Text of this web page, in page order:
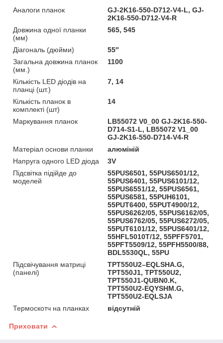
Аналоги планок
GJ-2K16-550-D712-V4-L, GJ-
2K16-550-D712-V4-R
Довжина одної планки
(мм)
565, 545
Діагональ (дюйми)
55″
Загальна довжина планок
(мм.)
1100
Кількість LED діодів на
планці (шт.)
7, 14
Кількість планок в
комплекті (шт)
14
Маркування планок
LB55072 V0_00 GJ-2K16-550-
D714-S1-L, LB55072 V1_00
GJ-2K16-550-D714-V4-R
Матеріал основи планки
алюміній
Напруга одного LED діода
3V
Підсвітка підійде до
моделей
55PUS6501, 55PUS6501/12,
55PUS6401, 55PUS6101/12,
55PUS6551/12, 55PUS6561,
55PUS6581, 55PUH6101,
55PUT6400, 55PUT4900/12,
55PUS6262/05, 55PUS6162/05,
55PUS6762/05, 55PUS6272/05,
55PUT6101/12, 55PUS6401/12,
55HFL5010T/12, 55PFF5701,
55PFT5509/12, 55PFH5500/88,
BDL5530QL, 55PU
Підсвічування матриці
(панелі)
TPT550U2–EQLSHA.G,
TPT550J1, TPT550U2,
TPT550J1-QUBN0.K,
TPT550U2-EQYSHM.G,
TPT550U2-EQLSJA
Термоскотч на планках
відсутній
Приховати